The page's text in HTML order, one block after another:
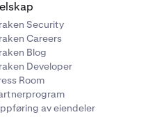
Security
Careers
Blog
Developer
Room
av eiendeler